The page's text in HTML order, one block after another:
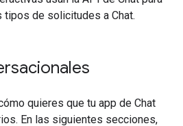
tipos de solicitudes a Chat.
quieres que tu app de Chat
En las siguientes secciones,